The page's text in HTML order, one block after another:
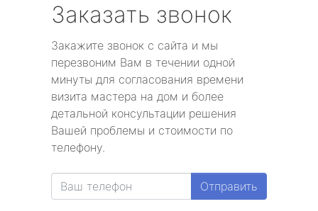
Заказать звонок
Закажите звонок с сайта и мы
перезвоним Вам в течении одной
минуты для согласования времени
визита мастера на дом и более
детальной консультации решения
Вашей проблемы и стоимости по
телефону.
Отправить